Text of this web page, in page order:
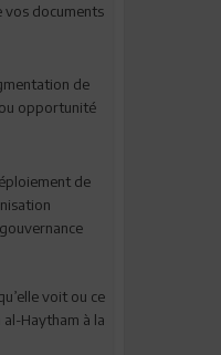
documents
de
ou opportunité
de
voit ou ce
al-Haytham à la